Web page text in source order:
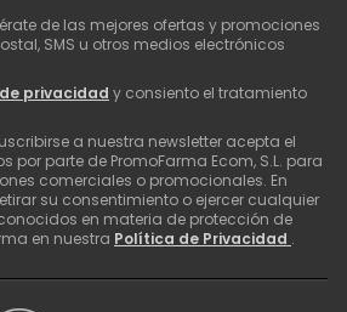
de las mejores ofertas y promociones
SMS u otros medios electrónicos
privacidad y consiento el tratamiento
a nuestra newsletter acepta el
por parte de PromoFarma Ecom, S.L. para
comerciales o promocionales. En
su consentimiento o ejercer cualquier
en materia de protección de
en nuestra Política de Privacidad .